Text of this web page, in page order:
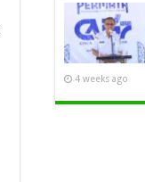
4 weeks ago